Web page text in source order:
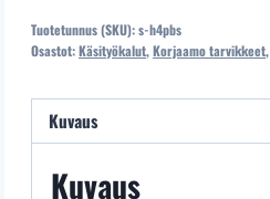
4os.
Tuotetunnus (SKU):s-h4pbs
Osastot:Käsityökalut,Korjaamo tarvikkeet,
Kuvaus
Kuvaus